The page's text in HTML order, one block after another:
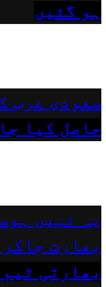
ہو گئیں
سعودی عرب
حاصل کیا
یہ نہیں
بھارت
بھارتی